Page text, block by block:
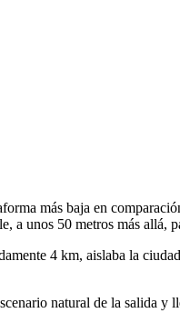
más baja en
a unos 50 metros más allá,
4 km, aislaba la
natural de la salida